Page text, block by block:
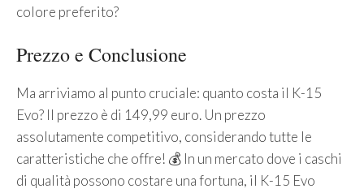
colore preferito?
Prezzo e Conclusione
Ma arriviamo al punto cruciale: quanto costa il K-15
Evo? Il prezzo è di 149,99 euro. Un prezzo
assolutamente competitivo, considerando tutte le
caratteristiche che offre! 💰 In un mercato dove i caschi
di qualità possono costare una fortuna, il K-15 Evo